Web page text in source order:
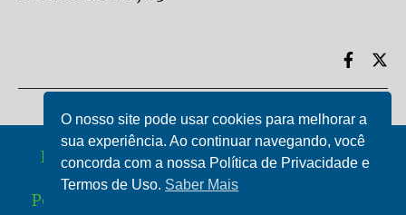
Direitos Autorais Ebep-Rio @ 2025 / Arte e
Design @ Désirée Jung
Política de Privacidade e Termos de Uso Ebep
O nosso site pode usar cookies para melhorar a
sua experiência. Ao continuar navegando, você
concorda com a nossa Política de Privacidade e
Termos de Uso. Saber Mais